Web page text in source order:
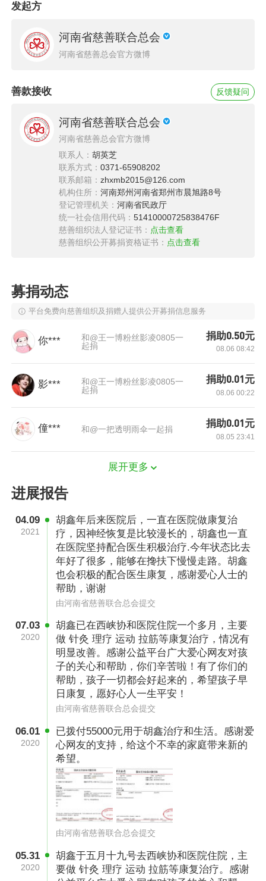
占忠靠着这些大山的“恩赐”，每个月可以收入近
四百元，从年后至今，他一有时间就会到山上转
一圈儿，用他的话讲：“能挣一点是一点”。
图为胡占忠在院子里晾晒的药材
两口这个岁数应是安享晚年的时刻，但他们却“不
敢老去”，强打精神操持着细碎苦冗的生活，而这
一切，还要从他们的孙子胡鑫说起。
2002年2月，胡鑫的出生给全家人带来不少欢
乐，然而，平静幸福的生活并没有按部就班的持
续下去，胡鑫5岁那年，他的父亲在一次车祸中
不幸身亡，而次年胡鑫的母亲也改嫁外地，那时
候，小小年纪的胡鑫被冠上了一个他永远都摘不
打散，胡鑫只能跟着爷爷奶奶一起生活。
图为在家休养中的胡鑫
而日渐老去的两口根本扛不起一家生活的重担，
为了减轻家里的经济负担，刚刚初中毕业，16岁
而，上天并未眷顾这个苦命的孩子，更大的苦难
还在等着他。
2019年4月28日，正在外地打工的胡鑫乘车途径
安徽省合肥市肥东县白马镇公路时不幸发生车祸
造成重伤，经路人报警后，胡鑫被送到安徽医科
大学第四附属医院重症监护室救治。经检查，胡
鑫被确诊为颈椎四、五处粉碎性骨折，颈脊髓损
伤，随时都有生命危险。远在卢氏老家的奶奶得
发起方
河南省慈善联合总会
河南省慈善总会官方微博
善款接收
河南省慈善联合总会
河南省慈善总会官方微博
联系人：胡英芝
联系方式：0371-65908202
联系邮箱：zhxmb2015@126.com
机构住所：河南郑州河南省郑州市晨旭路8号
登记管理机关：河南省民政厅
统一社会信用代码：51410000725838476F
慈善组织法人登记证书： 点击查看
慈善组织公开募捐资格证书： 点击查看
反馈疑问
募捐动态
平台免费向慈善组织及捐赠人提供公开募捐信息服务
你***
和@王一博粉丝影凌0805一
起捐
捐助0.50元
08.06 08:42
影***
和@王一博粉丝影凌0805一
起捐
捐助0.01元
08.06 00:22
僮*** 和@一把透明雨伞一起捐
捐助0.01元
08.05 23:41
展开更多
进展报告
04.09
2021
胡鑫年后来医院后，一直在医院做康复治
疗，因神经恢复是比较漫长的，胡鑫也一直
在医院坚持配合医生积极治疗.今年状态比去
年好了很多，能够在搀扶下慢慢走路。胡鑫
也会积极的配合医生康复，感谢爱心人士的
帮助，谢谢
由河南省慈善联合总会提交
07.03
2020
胡鑫已在西峡协和医院住院一个多月，主要
做 针灸 理疗 运动 拉筋等康复治疗，情况有
明显改善。感谢公益平台广大爱心网友对孩
子的关心和帮助，你们辛苦啦！有了你们的
帮助，孩子一切都会好起来的，希望孩子早
日康复，愿好心人一生平安！
由河南省慈善联合总会提交
06.01
2020
已拨付55000元用于胡鑫治疗和生活。感谢爱
心网友的支持，给这个不幸的家庭带来新的
希望。
由河南省慈善联合总会提交
05.31
2020
胡鑫于五月十九号去西峡协和医院住院，主
要做 针灸 理疗 运动 拉筋等康复治疗。感谢